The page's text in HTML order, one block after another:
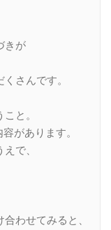
きが
さんです。
と。
があります。
で、
わせてみると、